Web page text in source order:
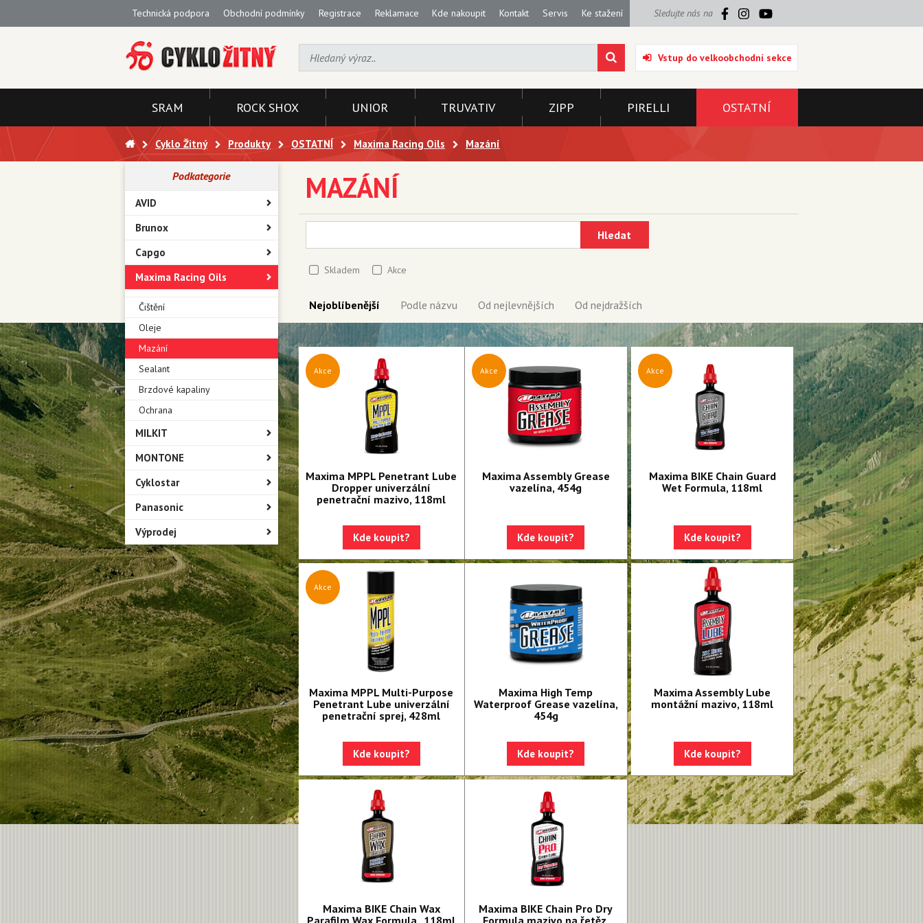
Technická podpora Obchodní podmínky Registrace Reklamace Kde nakoupit Kontakt Servis Ke stažení Sledujte nás na
Vstup do velkoobchodní sekce
SRAM ROCK SHOX UNIOR TRUVATIV ZIPP PIRELLI OSTATNÍ
Cyklo Žitný Produkty OSTATNÍ Maxima Racing Oils Mazání
Podkategorie
AVID
Brunox
Capgo
Maxima Racing Oils
Čištění
Oleje
Mazání
Sealant
Brzdové kapaliny
Ochrana
MILKIT
MONTONE
Cyklostar
Panasonic
Výprodej
MAZÁNÍ
Hledat
Skladem Akce
Nejoblíbenější Podle názvu Od nejlevnějších Od nejdražších
Akce
Maxima MPPL Penetrant Lube
Dropper univerzální
penetrační mazivo, 118ml
Kde koupit?
Akce
Maxima Assembly Grease
vazelína, 454g
Kde koupit?
Akce
Maxima BIKE Chain Guard
Wet Formula, 118ml
Kde koupit?
Akce
Maxima MPPL Multi-Purpose
Penetrant Lube univerzální
penetrační sprej, 428ml
Kde koupit?
Maxima High Temp
Waterproof Grease vazelína,
454g
Kde koupit?
Maxima Assembly Lube
montážní mazivo, 118ml
Kde koupit?
Maxima BIKE Chain Wax
Parafilm Wax Formula , 118ml
Maxima BIKE Chain Pro Dry
Formula mazivo na řetěz,